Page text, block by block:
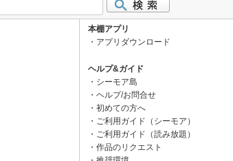
本棚アプリ
アプリダウンロード
ヘルプ&ガイド
シーモア島
ヘルプ/お問合せ
初めての方へ
ご利用ガイド（シーモア）
ご利用ガイド（読み放題）
作品のリクエスト